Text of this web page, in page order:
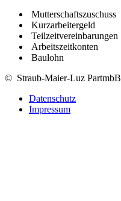
Mutterschaftszuschuss
Kurzarbeitergeld
Teilzeitvereinbarungen
Arbeitszeitkonten
Baulohn
© Straub-Maier-Luz PartmbB
Datenschutz
Impressum